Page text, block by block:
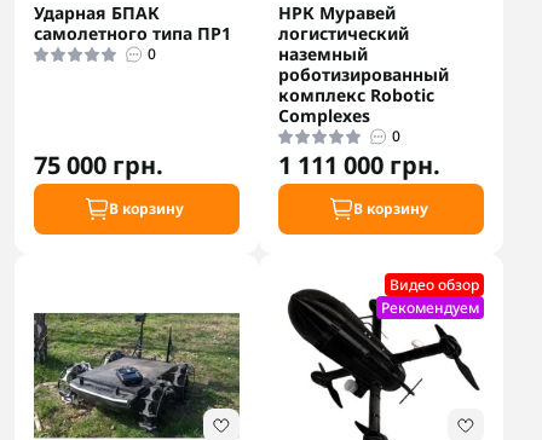
Ударная БПАК
самолетного типа ПР1
0
75 000 грн.
В корзину
НРК Муравей
логистический
наземный
роботизированный
комплекс Robotic
Complexes
0
1 111 000 грн.
В корзину
Видео обзор
Рекомендуем